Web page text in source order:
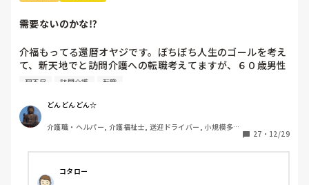
需要ないのかな⁉️
介福もってる還暦オヤジです。ぼちぼち人生のゴールを考え
て、新天地でと訪問介護への転職考えてますが、６０歳男性
というと断られます。
理不尽 訪問介護 転職
どんどんどん☆
介護職・ヘルパー, 介護福祉士, 送迎ドライバー, 小規模多機
27 ・ 12/29
コタロー